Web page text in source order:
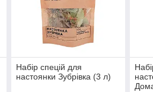
Набір спецій для
настоянки Зубрівка (3 л)